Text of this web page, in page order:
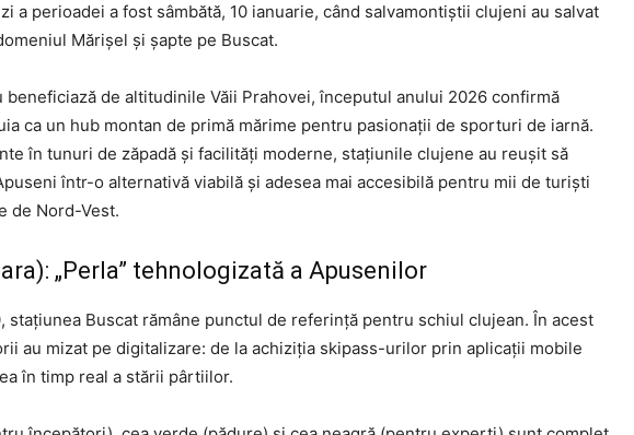
a perioadei a fost sâmbătă, 10 ianuarie, când salvamontiștii clujeni au salvat
Mărișel și șapte pe Buscat.
beneficiază de altitudinile Văii Prahovei, începutul anului 2026 confirmă
ca un hub montan de primă mărime pentru pasionații de sporturi de iarnă.
în tunuri de zăpadă și facilități moderne, stațiunile clujene au reușit să
într-o alternativă viabilă și adesea mai accesibilă pentru mii de turiști
de Nord-Vest.
„Perla” tehnologizată a Apusenilor
stațiunea Buscat rămâne punctul de referință pentru schiul clujean. În acest
au mizat pe digitalizare: de la achiziția skipass-urilor prin aplicații mobile
în timp real a stării pârtiilor.